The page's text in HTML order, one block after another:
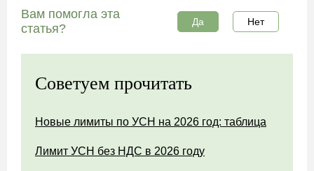
Вам помогла эта
статья?
Да Нет
Советуем прочитать
Новые лимиты по УСН на 2026 год: таблица
Лимит УСН без НДС в 2026 году